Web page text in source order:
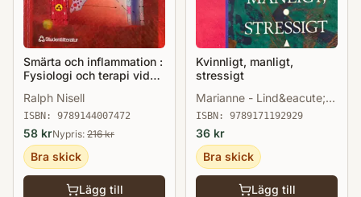
Smärta och inflammation :
Fysiologi och terapi vid
rörelseorganen
Ralph Nisell
ISBN: 9789144007472
58 krNypris: 216kr
Bra skick
Lägg till
Kvinnligt, manligt,
stressigt
Marianne - Lind&eacute;n
Frankenhaeuser
ISBN: 9789171192929
36 kr
Bra skick
Lägg till